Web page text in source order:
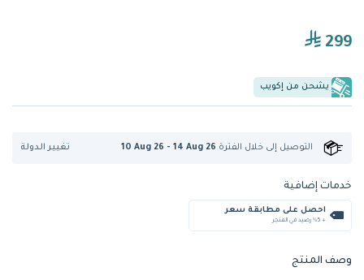
299
يشحن من إكويب
التوصيل إلى خلال الفترة 10 Aug 26 - 14 Aug 26 تغيير الدولة
خدمات إضافية
احصل على مطابقة سعر
+ %5 رصيد في المتجر
وصف المنتج